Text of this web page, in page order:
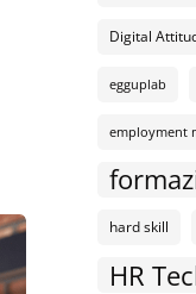
Digital
egguplab
employment
hard skill
HR